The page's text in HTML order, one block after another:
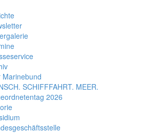
Marinebund
SCHIFFFAHRT. MEER.
2026